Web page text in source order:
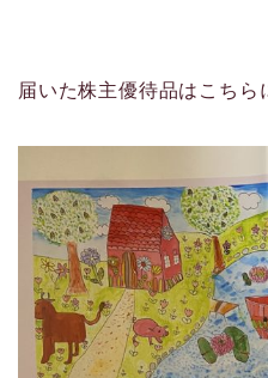
届いた株主優待品はこちら